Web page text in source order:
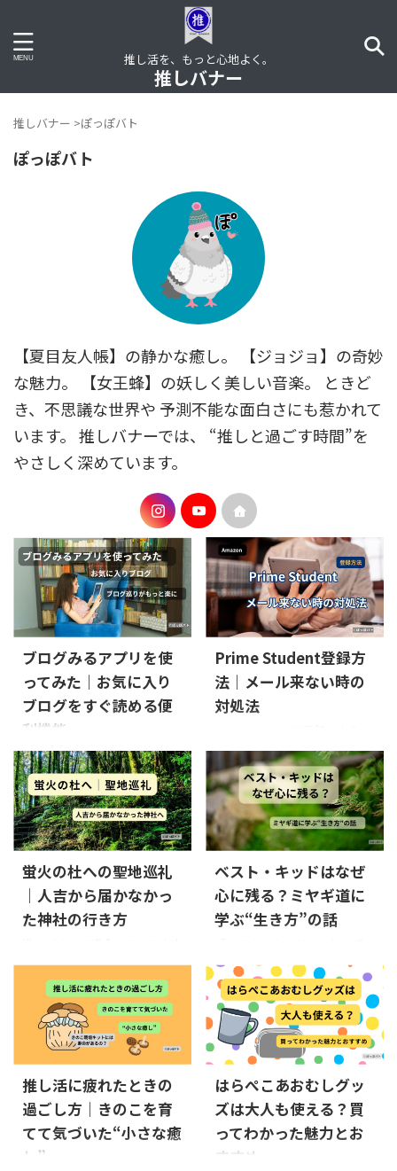
推し活を、もっと心地よく。
推しバナー
推しバナー >ぽっぽバト
ぽっぽバト
【夏目友人帳】の静かな癒し。 【ジョジョ】の奇妙
な魅力。 【女王蜂】の妖しく美しい音楽。 ときど
き、不思議な世界や 予測不能な面白さにも惹かれて
います。 推しバナーでは、 “推しと過ごす時間”を
やさしく深めています。
ブログみるアプリを使
ってみた｜お気に入り
ブログをすぐ読める便
利機能
そんな時に見つけたのが、ブ
ログを見る無料アプリ「ブロ
グみる」でした。 ブログを読
む側としてだけでなく、ブロ
ガーとして「見つけてもらいや
すい仕組み」なのも印象的で
した。実際に使ってみると、カ
テゴリ検索やキーワード検索
だけでなく、気になるブログ
をフォローして、ホーム画面か
直さなくてよくなったので、と
ても便利に感じています。 こ
の記事では、「ブログみる」
を実際に使って感じたことや、
便利だった機能を初心者向け
にやさしく紹介します。 ブロ
グみるアプリとは？ 「ブ ...
Prime Student登録方
法｜メール来ない時の
対処法
思ったのに、
「メールが届
かない」
「検証中のまま進
まない」と困っていませんか？
Prime Studentは学生向けの会
員プログラムですが、学生メ
ールや学籍番号の確認など、登
トがあります。 特にスマホか
ら登録していると、「ブラウザ
で開かないと進めない」「確
スもあるようです。 この記事
では、Prime Studentの登録方
法を初心者向けにやさしく解
説しな ...
蛍火の杜への聖地巡礼
｜人吉から届かなかっ
た神社の行き方
の聖地巡礼の旅。 その中で、
『蛍火の杜へ』の舞台とされ
る神社を目指していました
が、今回はたどり着くことが
できませんでした。 阿蘇方面
にあるその場所は想像以上に
かったのです。 この記事で
は、現地でわかった距離感と
あわせて、神社の場所や行き方
をやさしくまとめています。
ベスト・キッドはなぜ
心に残る？ミヤギ道に
学ぶ“生き方”の話
を、久しぶりに観てみまし
た。 懐かしさとともに、やっ
ぱり心に残る作品だと感じる
一方で、今の時代の感覚で見る
と、少し戸惑う場面もありま
す。 作中には、強い表現や厳
た日本文化の表現についても、
どこか違和感を覚える部分が
ありました。 それでも不思議
と、ミヤギさんの教え――いわゆ
推し活に疲れたときの
過ごし方｜きのこを育
てて気づいた“小さな癒
し”
はらぺこあおむしグッ
ズは大人も使える？買
ってわかった魅力とお
すすめ